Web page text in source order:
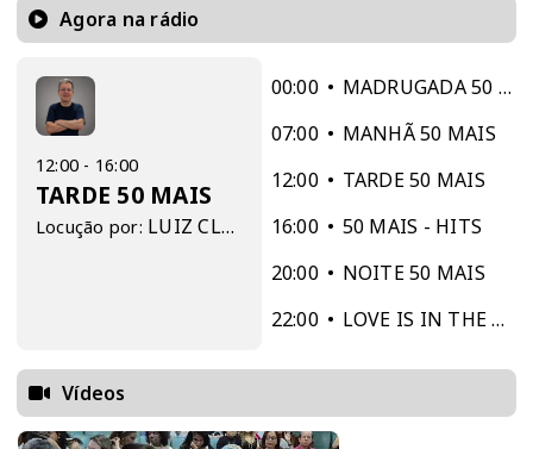
Agora na rádio
12:00 - 16:00
TARDE 50 MAIS
Locução por: LUIZ CLÁUDIO
00:00
MADRUGADA 50 MAIS
07:00
MANHÃ 50 MAIS
12:00
TARDE 50 MAIS
16:00
50 MAIS - HITS
20:00
NOITE 50 MAIS
22:00
LOVE IS IN THE AIR
Vídeos